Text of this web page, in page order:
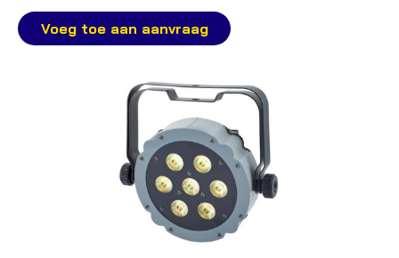
Voeg toe aan aanvraag